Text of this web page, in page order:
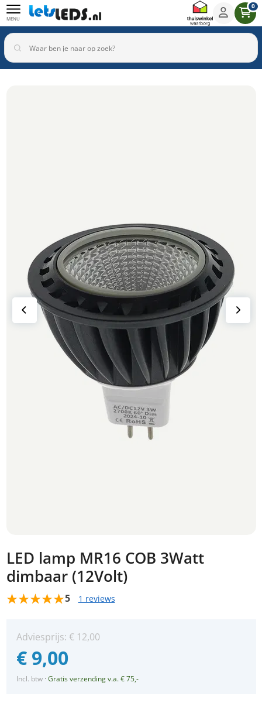
MENU
0
LED lamp MR16 COB 3Watt
dimbaar (12Volt)
5 1 reviews
Adviesprijs: € 12,00
€ 9,00
Incl. btw ·Gratis verzending v.a. € 75,-